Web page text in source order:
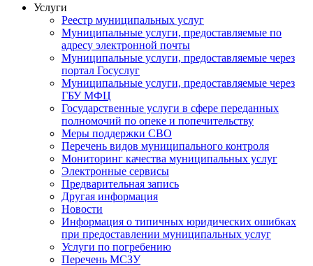
Услуги
Реестр муниципальных услуг
Муниципальные услуги, предоставляемые по
адресу электронной почты
Муниципальные услуги, предоставляемые через
портал Госуслуг
Муниципальные услуги, предоставляемые через
ГБУ МФЦ
Государственные услуги в сфере переданных
полномочий по опеке и попечительству
Меры поддержки СВО
Перечень видов муниципального контроля
Мониторинг качества муниципальных услуг
Электронные сервисы
Предварительная запись
Другая информация
Новости
Информация о типичных юридических ошибках
при предоставлении муниципальных услуг
Услуги по погребению
Перечень МСЗУ